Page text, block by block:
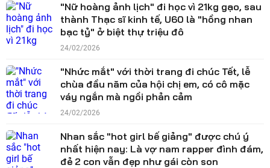
"Nữ hoàng ảnh lịch" đi học vì 21kg gạo, sau
thành Thạc sĩ kinh tế, U60 là "hồng nhan
bạc tỷ" ở biệt thự triệu đô
24/02/2026
"Nhức mắt" với thời trang đi chúc Tết, lễ
chùa đầu năm của hội chị em, có cô mặc
váy ngắn mà ngồi phản cảm
24/02/2026
Nhan sắc "hot girl bế giảng" được chú ý
nhất hiện nay: Là vợ nam rapper đình đám,
đẻ 2 con vẫn đẹp như gái còn son